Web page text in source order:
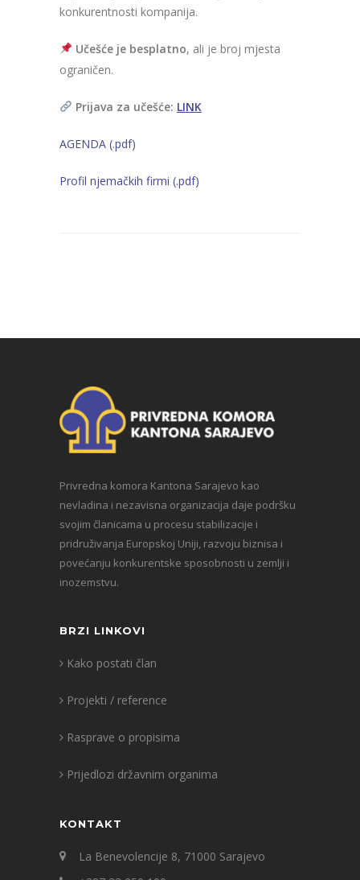
konkurentnosti kompanija.
Učešće je besplatno, ali je broj mjesta
ograničen.
Prijava za učešće: LINK
AGENDA (.pdf)
Profil njemačkih firmi (.pdf)
Privredna komora Kantona Sarajevo kao
nevladina i nezavisna organizacija daje podršku
svojim članicama u procesu stabilizacije i
pridruživanja Europskoj Uniji, razvoju biznisa i
povećanju konkurentske sposobnosti u zemlji i
inozemstvu.
BRZI LINKOVI
Kako postati član
Projekti / reference
Rasprave o propisima
Prijedlozi državnim organima
KONTAKT
La Benevolencije 8, 71000 Sarajevo